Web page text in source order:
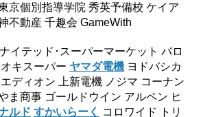
京個別指導学院 秀英予備校 ケイア
不動産 千趣会 GameWith
イテッド･スーパーマーケット バロ
キスーパー ヤマダ電機 ヨドバシカ
エディオン 上新電機 ノジマ コーナン
ま商事 ゴールドウイン アルペン ヒ
ルド すかいらーく
コロワイド トリ